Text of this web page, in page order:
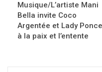
Musique/L’artiste Mani
Bella invite Coco
Argentée et Lady Ponce
à la paix et l’entente